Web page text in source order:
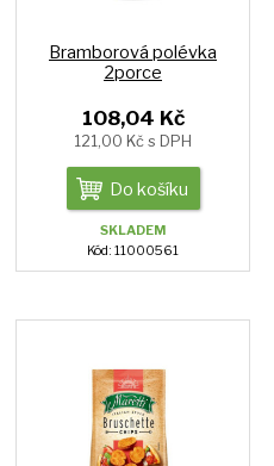
Bramborová polévka
2porce
108,04 Kč
121,00 Kč s DPH
Do košíku
SKLADEM
Kód: 11000561